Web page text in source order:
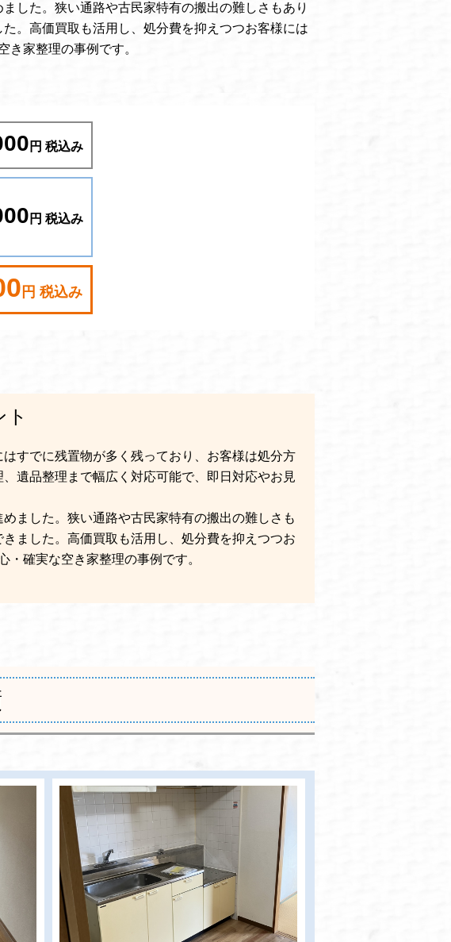
した。狭い通路や古民家特有の搬出の難しさもあり
。高価買取も活用し、処分費を抑えつつお客様には
き家整理の事例です。
円 税込み
円 税込み
円 税込み
すでに残置物が多く残っており、お客様は処分方
遺品整理まで幅広く対応可能で、即日対応やお見
ました。狭い通路や古民家特有の搬出の難しさも
ました。高価買取も活用し、処分費を抑えつつお
確実な空き家整理の事例です。